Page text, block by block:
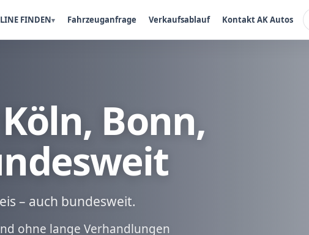
FINDEN Fahrzeuganfrage Verkaufsablauf Kontakt AK Autos
Bonn,
– auch bundesweit.
ohne lange Verhandlungen